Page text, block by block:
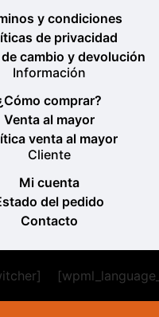
y condiciones
de privacidad
cambio y devolución
Información
comprar?
Venta al mayor
venta al mayor
Cliente
Mi cuenta
del pedido
Contacto